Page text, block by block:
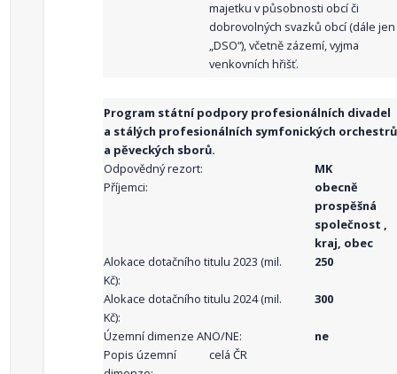
majetku v působnosti obcí či
dobrovolných svazků obcí (dále jen
„DSO“), včetně zázemí, vyjma
venkovních hřišť.
Program státní podpory profesionálních divadel
a stálých profesionálních symfonických orchestrů
a pěveckých sborů.
Odpovědný rezort:
MK
Příjemci:
obecně
prospěšná
společnost ,
kraj, obec
Alokace dotačního titulu 2023 (mil.
Kč):
250
Alokace dotačního titulu 2024 (mil.
Kč):
300
Územní dimenze ANO/NE:
ne
Popis územní
celá ČR